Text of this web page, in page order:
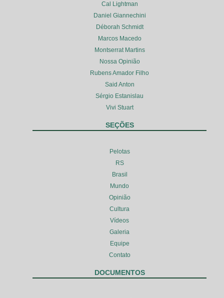
Cal Lightman
Daniel Giannechini
Déborah Schmidt
Marcos Macedo
Montserrat Martins
Nossa Opinião
Rubens Amador Filho
Said Anton
Sérgio Estanislau
Vivi Stuart
SEÇÕES
Pelotas
RS
Brasil
Mundo
Opinião
Cultura
Vídeos
Galeria
Equipe
Contato
DOCUMENTOS